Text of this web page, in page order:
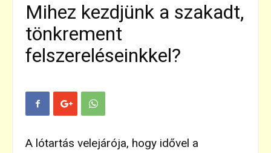
Mihez kezdjünk a szakadt,
tönkrement
felszereléseinkkel?
A lótartás velejárója, hogy idővel a